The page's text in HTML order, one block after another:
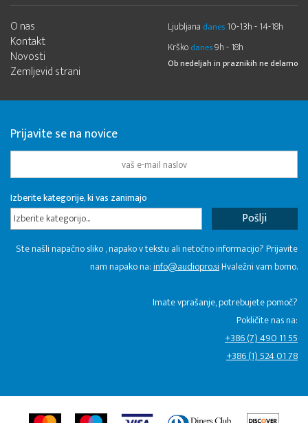
O nas
Kontakt
Novosti
Zemljevid strani
Ljubljana danes 10-13h - 14-18h
Krško danes9h - 18h
Ob nedeljah in praznikih ne delamo
Prijavite se na novice
Izberite kategorije, ki vas zanimajo
Izberite kategorijo...
Ste našli napačno sliko , napako v tekstu ali netočno informacijo? Prijavite
nam napako na:info@audiopro.siHvaležni vam bomo.
Imate vprašanje, potrebujete pomoč?
Pokličite nas na:
+386 (7) 490 11 55
+386 (1) 524 01 78